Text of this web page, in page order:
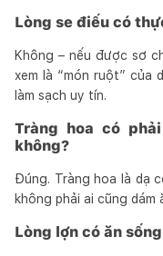
Lòng se điếu có
Không – nếu được sơ
xem là “món ruột” của
làm sạch uy tín.
Tràng hoa có
không?
Đúng. Tràng hoa là dạ
không phải ai cũng dám
Lòng lợn có ăn